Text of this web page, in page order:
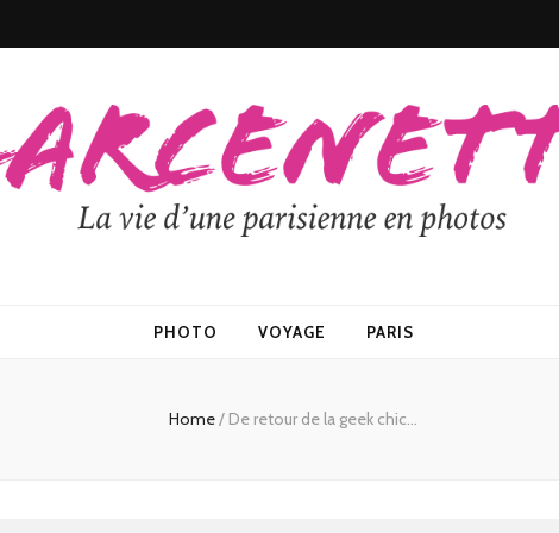
PHOTO VOYAGE PARIS
Home/ De retour de la geek chic…